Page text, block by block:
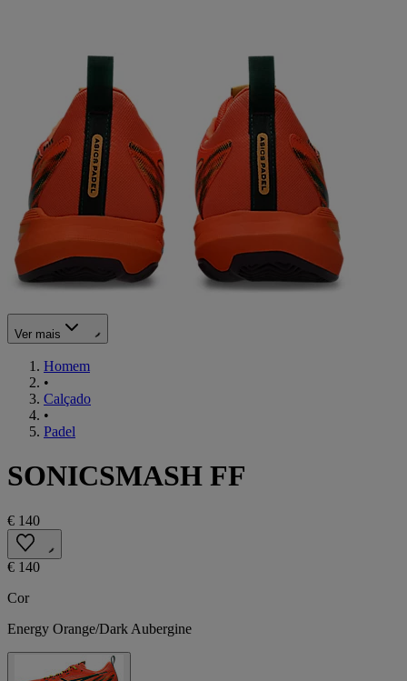
Ver mais
Homem
•
Calçado
•
Padel
SONICSMASH FF
€ 140
€ 140
Cor
Energy Orange/Dark Aubergine